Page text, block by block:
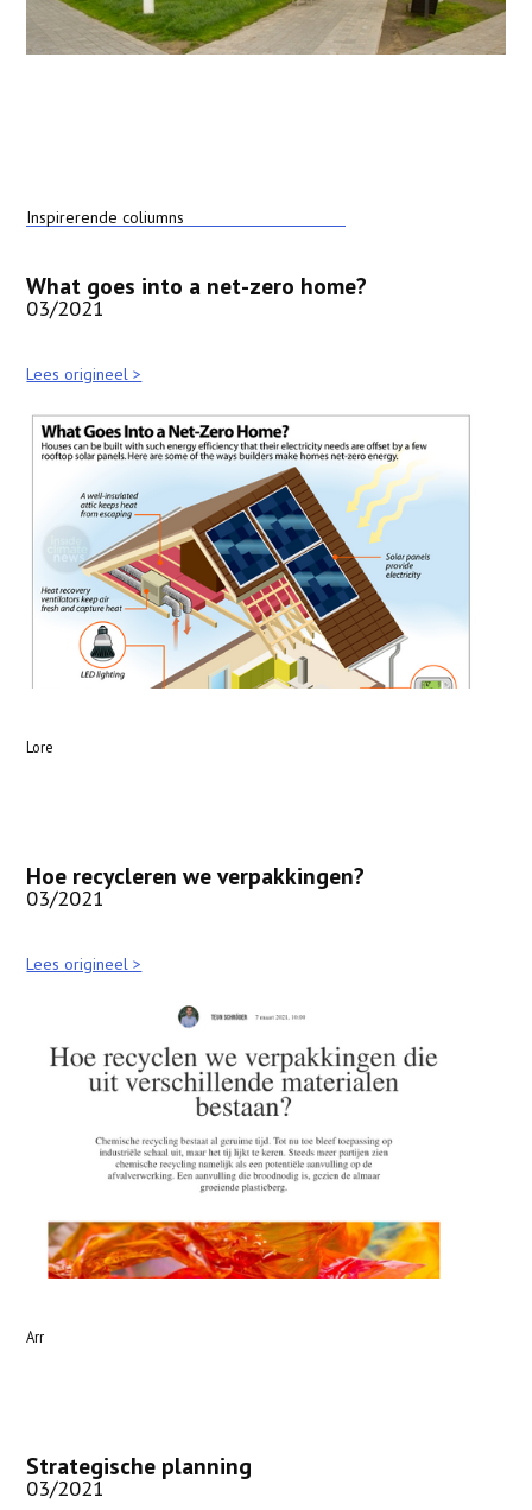
Inspirerende coliumns
What goes into a net-zero home?
03/2021
Lees origineel >
Lore
Hoe recycleren we verpakkingen?
03/2021
Lees origineel >
Arr
Strategische planning
03/2021